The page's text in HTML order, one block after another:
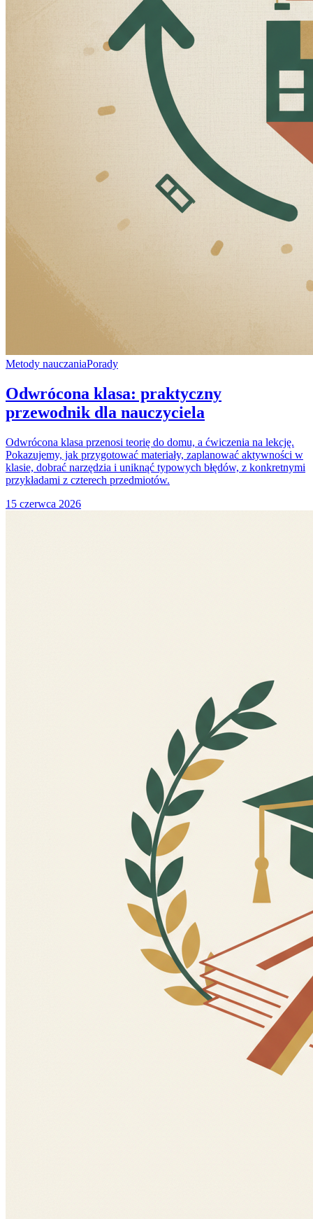
Metody nauczaniaPorady
Odwrócona klasa: praktyczny
przewodnik dla nauczyciela
Odwrócona klasa przenosi teorię do domu, a ćwiczenia na lekcję.
Pokazujemy, jak przygotować materiały, zaplanować aktywności w
klasie, dobrać narzędzia i uniknąć typowych błędów, z konkretnymi
przykładami z czterech przedmiotów.
15 czerwca 2026